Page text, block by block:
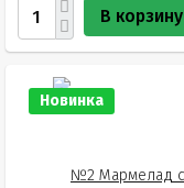
В корзину
Новинка